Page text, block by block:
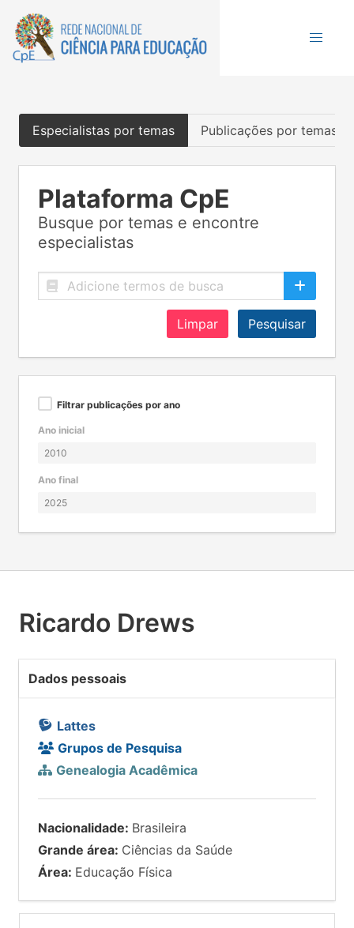
Especialistas por temas Publicações por temas
Plataforma CpE
Busque por temas e encontre
especialistas
Limpar Pesquisar
Filtrar publicações por ano
Ano inicial
Ano final
Ricardo Drews
Dados pessoais
Lattes
Grupos de Pesquisa
Genealogia Acadêmica
Nacionalidade: Brasileira
Grande área: Ciências da Saúde
Área: Educação Física